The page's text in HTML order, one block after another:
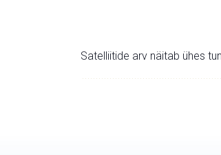
Satelliitide arv näitab ühes